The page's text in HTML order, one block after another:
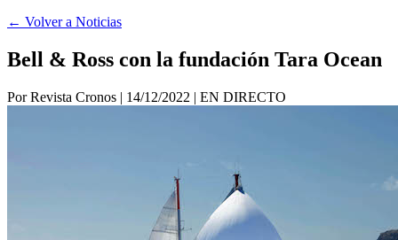
← Volver a Noticias
Bell & Ross con la fundación Tara Ocean
Por Revista Cronos | 14/12/2022 | EN DIRECTO